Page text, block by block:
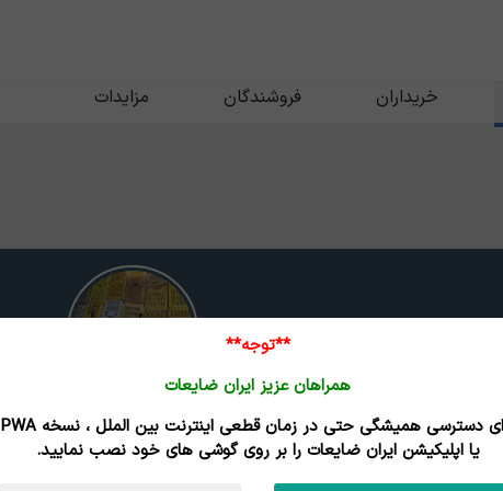
خریداران فروشندگان مزایدات
سبد زرد
تاریخ بروزرسانی : 05/05/16
**توجه**
همراهان عزیز ایران ضایعات
برای دسترسی همیشگی حتی در زمان قطعی اینترنت بین الملل ، نسخه PWA
یا اپلیکیشن ایران ضایعات را بر روی گوشی های خود نصب نمایید.